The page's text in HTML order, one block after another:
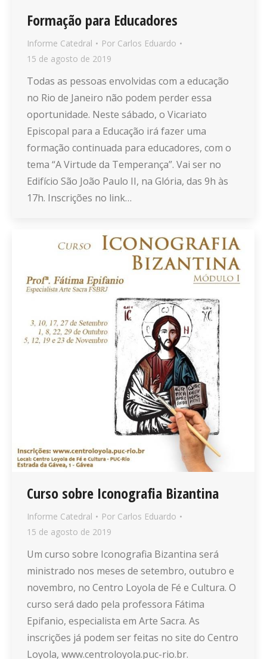
Formação para Educadores
Informe Catedral Por Carlos Eduardo
15 de agosto de 2019
Todas as pessoas envolvidas com a educação
no Rio de Janeiro não podem perder essa
oportunidade. Neste sábado, o Vicariato
Episcopal para a Educação irá fazer uma
formação continuada para educadores, com o
tema “A Virtude da Temperança”. Vai ser no
Edifício São João Paulo II, na Glória, das 9h às
17h. Inscrições no link…
Curso sobre Iconografia Bizantina
Informe Catedral Por Carlos Eduardo
15 de agosto de 2019
Um curso sobre Iconografia Bizantina será
ministrado nos meses de setembro, outubro e
novembro, no Centro Loyola de Fé e Cultura. O
curso será dado pela professora Fátima
Epifanio, especialista em Arte Sacra. As
inscrições já podem ser feitas no site do Centro
Loyola, www.centroloyola.puc-rio.br.